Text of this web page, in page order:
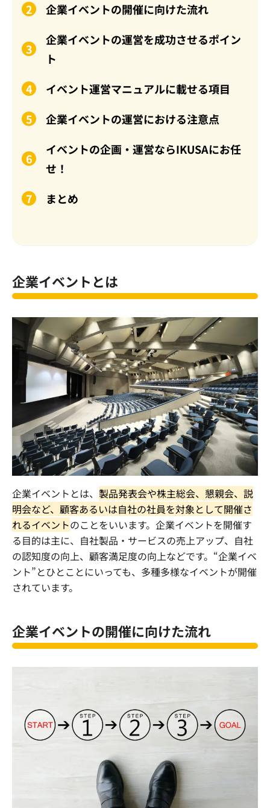
企業イベントの開催に向けた流れ
企業イベントの運営を成功させるポイン
ト
イベント運営マニュアルに載せる項目
企業イベントの運営における注意点
イベントの企画・運営ならIKUSAにお任
せ！
まとめ
企業イベントとは
企業イベントとは、 製品発表会や株主総会、懇親会、説
明会など、顧客あるいは自社の社員を対象として開催さ
れるイベントのことをいいます。企業イベントを開催す
る目的は主に、自社製品・サービスの売上アップ、自社
の認知度の向上、顧客満足度の向上などです。“企業イベ
ント”とひとことにいっても、多種多様なイベントが開催
されています。
企業イベントの開催に向けた流れ